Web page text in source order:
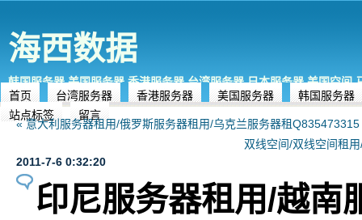
海西数据
韩国服务器,美国服务器,香港服务器,台湾服务器,日本服务器,美国空间
首页
台湾服务器 香港服务器 美国服务器
韩国服务器
站点标签
留言
« 意大利服务器租用/俄罗斯服务器租用/乌克兰服务器租Q835473315
双线空间/双线空间租
2011-7-6 0:32:20
印尼服务器租用/越南